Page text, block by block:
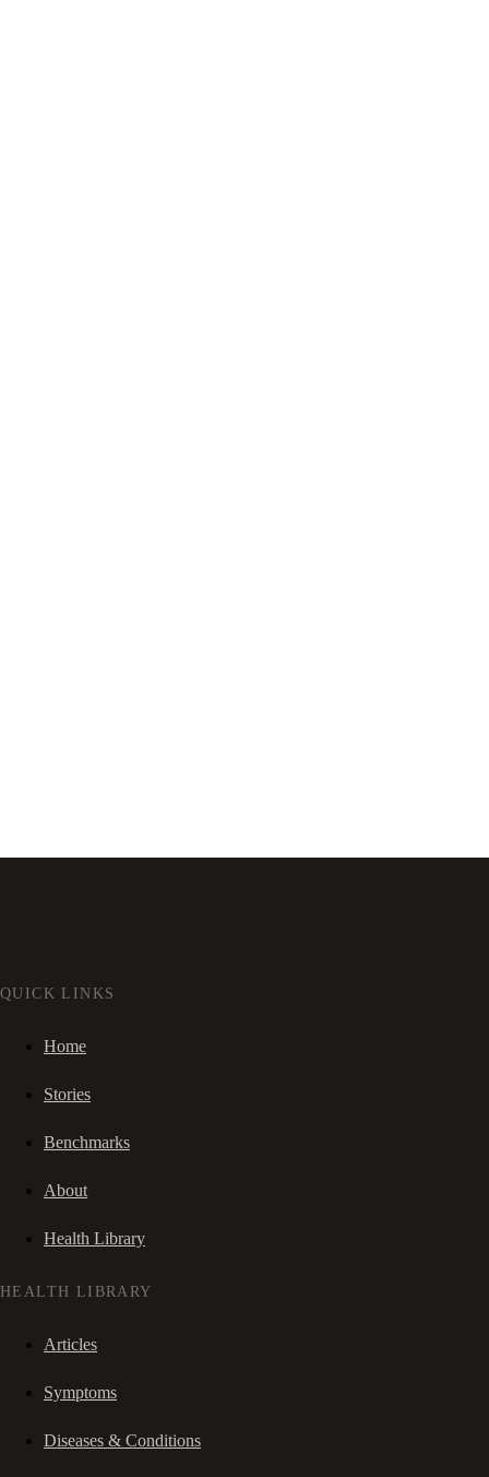
QUICK LINKS
Home
Stories
Benchmarks
About
Health Library
HEALTH LIBRARY
Articles
Symptoms
Diseases & Conditions